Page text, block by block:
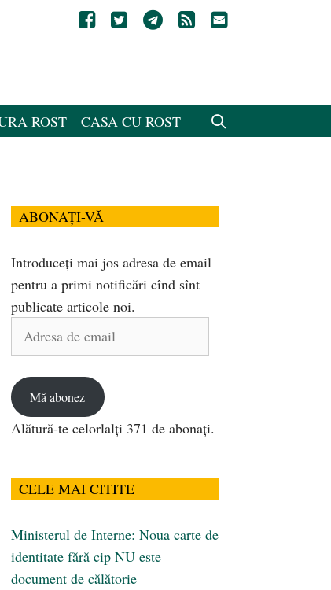
ROST CASA CU ROST
ABONAȚI-VĂ
Introduceți mai jos adresa de email
pentru a primi notificări cînd sînt
publicate articole noi.
Adresa
Mă abonez
Alătură-te celorlalți 371 de abonați.
CELE MAI CITITE
Ministerul de Interne: Noua carte de
identitate fără cip NU este
document de călătorie